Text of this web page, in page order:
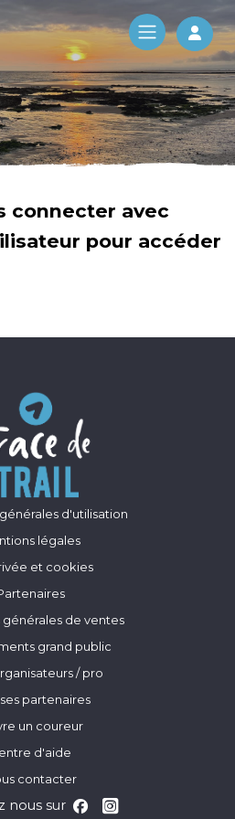
Log
connecter avec
pour accéder
d'utilisation
légales
et cookies
générales de ventes
grand public
/ pro
partenaires
un coureur
d'aide
contacter
nous sur